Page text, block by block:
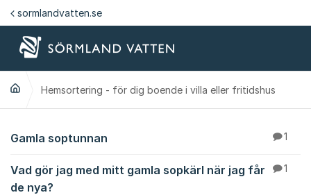
Hoppa till innehåll
sormlandvatten.se
Hemsortering - för dig boende i villa eller fritidshus
Hemsortering - för
Gamla soptunnan 1
Vad gör jag med mitt gamla sopkärl när jag får
de nya?
1